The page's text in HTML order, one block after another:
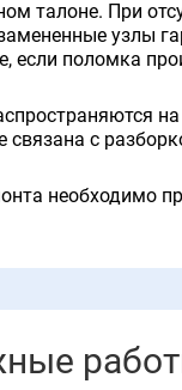
талоне. При
узлы
если поломка
связана с
необходимо